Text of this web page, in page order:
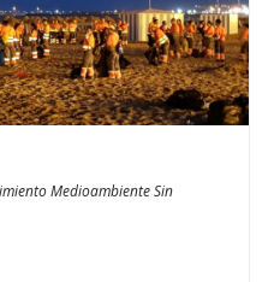
correo electrónico o correo
cookies para enviar
de servicios con los
MedioambienteSin